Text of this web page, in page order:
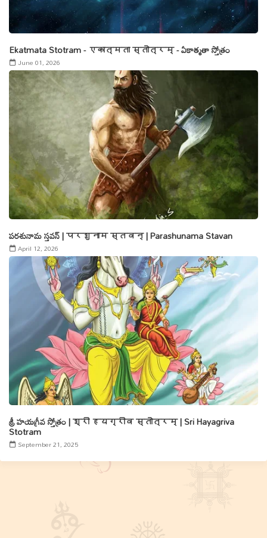
Ekatmata Stotram - एकात्मता स्तोत्रम् - ఏకాత్మతా స్తోత్రం
June 01, 2026
పరశునామ స్తవన్ | परशुनाम स्तवन् | Parashunama Stavan
April 12, 2026
శ్రీ హయగ్రీవ స్తోత్రం | श्री हयग्रीव स्तोत्रम् | Sri Hayagriva
Stotram
September 21, 2025